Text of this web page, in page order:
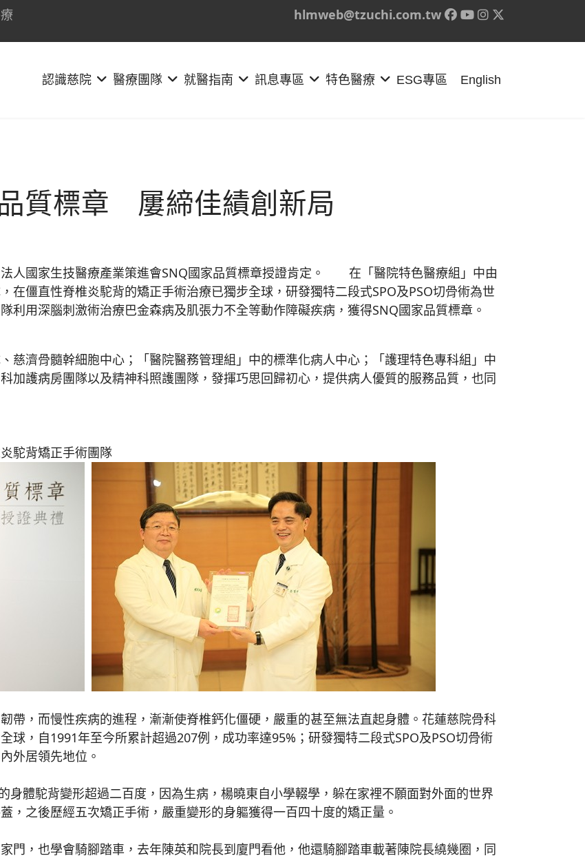
hlmweb@tzuchi.com.tw
認識慈院 醫療團隊 就醫指南 訊息專區 特色醫療 ESG專區 English
質標章 屢締佳績創新局
國家生技醫療產業策進會SNQ國家品質標章授證肯定。 在「醫院特色醫療組」中由
在僵直性脊椎炎駝背的矯正手術治療已獨步全球，研發獨特二段式SPO及PSO切骨術為世
利用深腦刺激術治療巴金森病及肌張力不全等動作障礙疾病，獲得SNQ國家品質標章。
濟骨髓幹細胞中心；「醫院醫務管理組」中的標準化病人中心；「護理特色專科組」中
加護病房團隊以及精神科照護團隊，發揮巧思回歸初心，提供病人優質的服務品質，也同
駝背矯正手術團隊
，而慢性疾病的進程，漸漸使脊椎鈣化僵硬，嚴重的甚至無法直起身體。花蓮慈院骨科
球，自1991年至今所累計超過207例，成功率達95%；研發獨特二段式SPO及PSO切骨術
外居領先地位。
體駝背變形超過二百度，因為生病，楊曉東自小學輟學，躲在家裡不願面對外面的世界
，之後歷經五次矯正手術，嚴重變形的身軀獲得一百四十度的矯正量。
，也學會騎腳踏車，去年陳英和院長到廈門看他，他還騎腳踏車載著陳院長繞幾圈，同